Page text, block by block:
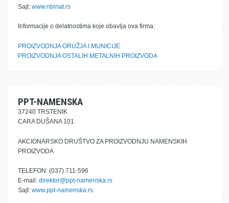
Sajt: www.nbinat.rs
Informacije o delatnostima koje obavlja ova firma:
PROIZVODNJA ORUŽJA I MUNICIJE
PROIZVODNJA OSTALIH METALNIH PROIZVODA
PPT-NAMENSKA
37240 TRSTENIK
CARA DUŠANA 101
AKCIONARSKO DRUŠTVO ZA PROIZVODNJU NAMENSKIH
PROIZVODA
TELEFON: (037) 711-596
E-mail: direktor@ppt-namenska.rs
Sajt: www.ppt-namenska.rs